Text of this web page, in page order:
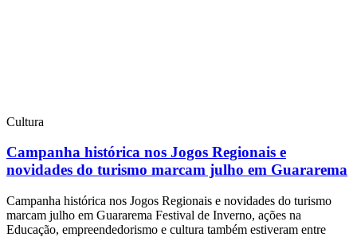
Cultura
Campanha histórica nos Jogos Regionais e
novidades do turismo marcam julho em Guararema
Campanha histórica nos Jogos Regionais e novidades do turismo
marcam julho em Guararema Festival de Inverno, ações na
Educação, empreendedorismo e cultura também estiveram entre